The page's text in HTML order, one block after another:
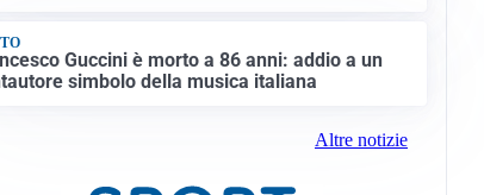
Guccini è morto a 86 anni: addio a un
simbolo della musica italiana
Altre notizie